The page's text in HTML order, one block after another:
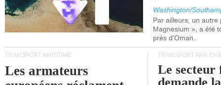
Washington/
Par ailleurs, un autre
Magnesium », a été
près d'Oman.
TRANSPORT MARITIME
Les armateurs
TRANSPORT PAR
Le